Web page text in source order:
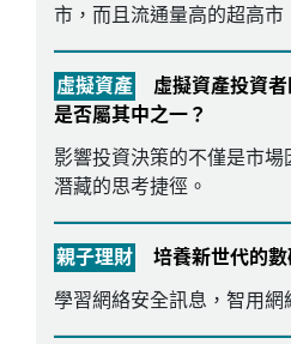
市，而且流通量高的超高市
虛擬資產
虛擬資產投資
是否屬其中之一？
影響投資決策的不僅是市
潛藏的思考捷徑。
親子理財
培養新世代的
學習網絡安全訊息，智用網